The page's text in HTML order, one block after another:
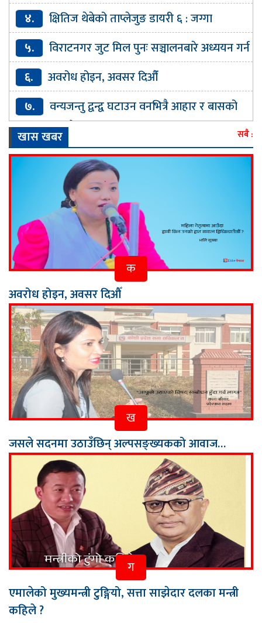
४.
क्षितिज थेबेको ताप्लेजुङ डायरी ६ : जग्गा
हदअबन्दीसम्बन्धी व्यवस्था पुनरावलोकन गर्न माग
५.
विराटनगर जुट मिल पुनः सञ्चालनबारे अध्ययन गर्न
कार्यदल गठन
६.
अवरोध होइन, अवसर दिऔँ
७.
वन्यजन्तु द्वन्द्व घटाउन वनभित्रै आहार र बासको
प्रबन्ध : गीता चौधरी
खास खबर सबै :
क
अवरोध होइन, अवसर दिऔँ
ख
जसले सदनमा उठाउँछिन् अल्पसङ्ख्यकको आवाज…
ग
एमालेको मुख्यमन्त्री टुङ्गियो, सत्ता साझेदार दलका मन्त्री
कहिले ?